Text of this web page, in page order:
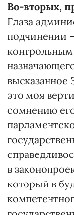
Во-вторых,
Глава
подчинении
это моя
сомнению
в
который в